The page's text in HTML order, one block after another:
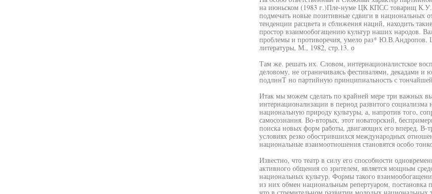
на июньском (1983 г.)Пле-нуме ЦК КПСС товарищ
подмечать новые позитивные сдвиги в национальных
тенденции расцвета и сближения наций, находить
простор взаимообогащению культур наших народов.
проблемы и противоречия, умело раз* Ю.В.Андропов.
литературы, М., 1982, стр.13. о
Там же. решать их. Словом, интернационалистское
деловому, не ограничиваясь фестивалями, декадами
подлинТ но партийную принципиальность с
Итак мы можем сделать по крайней мере три важных
интернационализации в период развитого
национальную природу культуры, а, напротив того,
самосознания. Во-вторых, этот новаторский,
поиска новых форм работы, двигающих его вперед. В-
условиях резко обострившихся международных
национальные взаимоотношения становятся особо
Известно, что театр в силу его способности
активного общения со зрителем, является мощным
национальных культур. Формы такого
из них обмен национальным репертуаром, постановка